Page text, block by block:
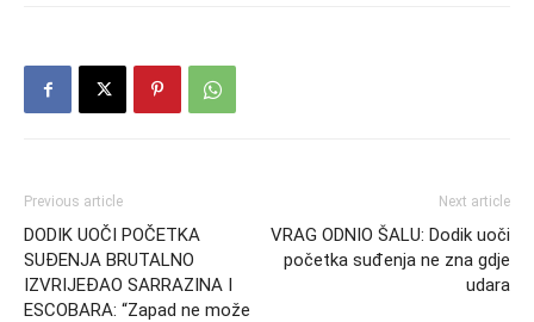
Previous article
DODIK UOČI POČETKA
SUĐENJA BRUTALNO
IZVRIJEĐAO SARRAZINA I
ESCOBARA: “Zapad ne može
Next article
VRAG ODNIO ŠALU: Dodik uoči
početka suđenja ne zna gdje
udara